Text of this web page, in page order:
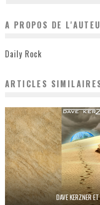
A PROPOS DE
Daily Rock
ARTICLES
DAVE KERZNER